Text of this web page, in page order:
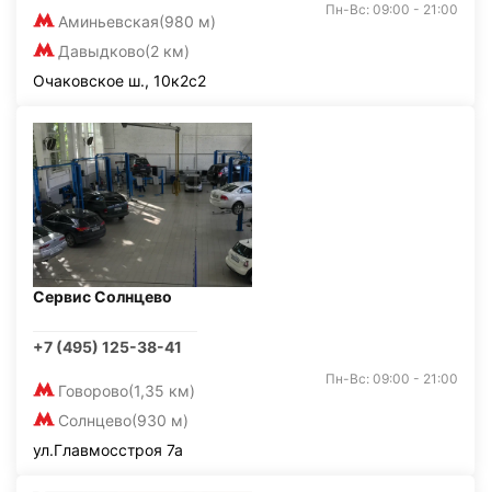
Аминьевская(980 м)
Давыдково(2 км)
Пн-Вс: 09:00 - 21:00
Очаковское ш., 10к2с2
Сервис Солнцево
+7 (495) 125-38-41
Говорово(1,35 км)
Солнцево(930 м)
Пн-Вс: 09:00 - 21:00
ул.Главмосстроя 7а